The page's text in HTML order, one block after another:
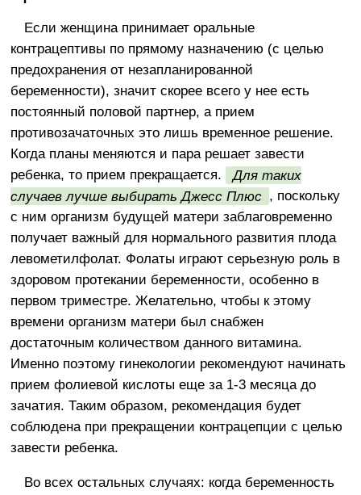
Если женщина принимает оральные
контрацептивы по прямому назначению (с целью
предохранения от незапланированной
беременности), значит скорее всего у нее есть
постоянный половой партнер, а прием
противозачаточных это лишь временное решение.
Когда планы меняются и пара решает завести
ребенка, то прием прекращается.
Для таких
случаев лучше выбирать Джесс Плюс , поскольку
с ним организм будущей матери заблаговременно
получает важный для нормального развития плода
левометилфолат. Фолаты играют серьезную роль в
здоровом протекании беременности, особенно в
первом триместре. Желательно, чтобы к этому
времени организм матери был снабжен
достаточным количеством данного витамина.
Именно поэтому гинекологии рекомендуют начинать
прием фолиевой кислоты еще за 1-3 месяца до
зачатия. Таким образом, рекомендация будет
соблюдена при прекращении контрацепции с целью
завести ребенка.
Во всех остальных случаях: когда беременность